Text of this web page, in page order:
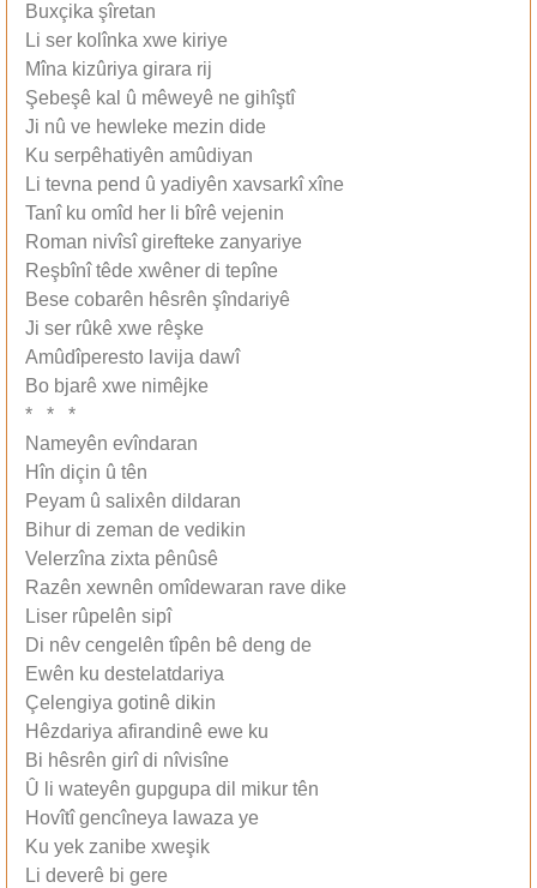
Buxçika şîretan
Li ser kolînka xwe kiriye
Mîna kizûriya girara rij
Şebeşê kal û mêweyê ne gihîştî
Ji nû ve hewleke mezin dide
Ku serpêhatiyên amûdiyan
Li tevna pend û yadiyên xavsarkî xîne
Tanî ku omîd her li bîrê vejenin
Roman nivîsî girefteke zanyariye
Reşbînî têde xwêner di tepîne
Bese cobarên hêsrên şîndariyê
Ji ser rûkê xwe rêşke
Amûdîperesto lavija dawî
Bo bjarê xwe nimêjke
* * *
Nameyên evîndaran
Hîn diçin û tên
Peyam û salixên dildaran
Bihur di zeman de vedikin
Velerzîna zixta pênûsê
Razên xewnên omîdewaran rave dike
Liser rûpelên sipî
Di nêv cengelên tîpên bê deng de
Ewên ku destelatdariya
Çelengiya gotinê dikin
Hêzdariya afirandinê ewe ku
Bi hêsrên girî di nîvisîne
Û li wateyên gupgupa dil mikur tên
Hovîtî gencîneya lawaza ye
Ku yek zanibe xweşik
Li deverê bi gere